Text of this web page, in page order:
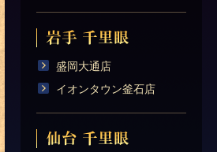
盛岡大通店
イオンタウン釜石店